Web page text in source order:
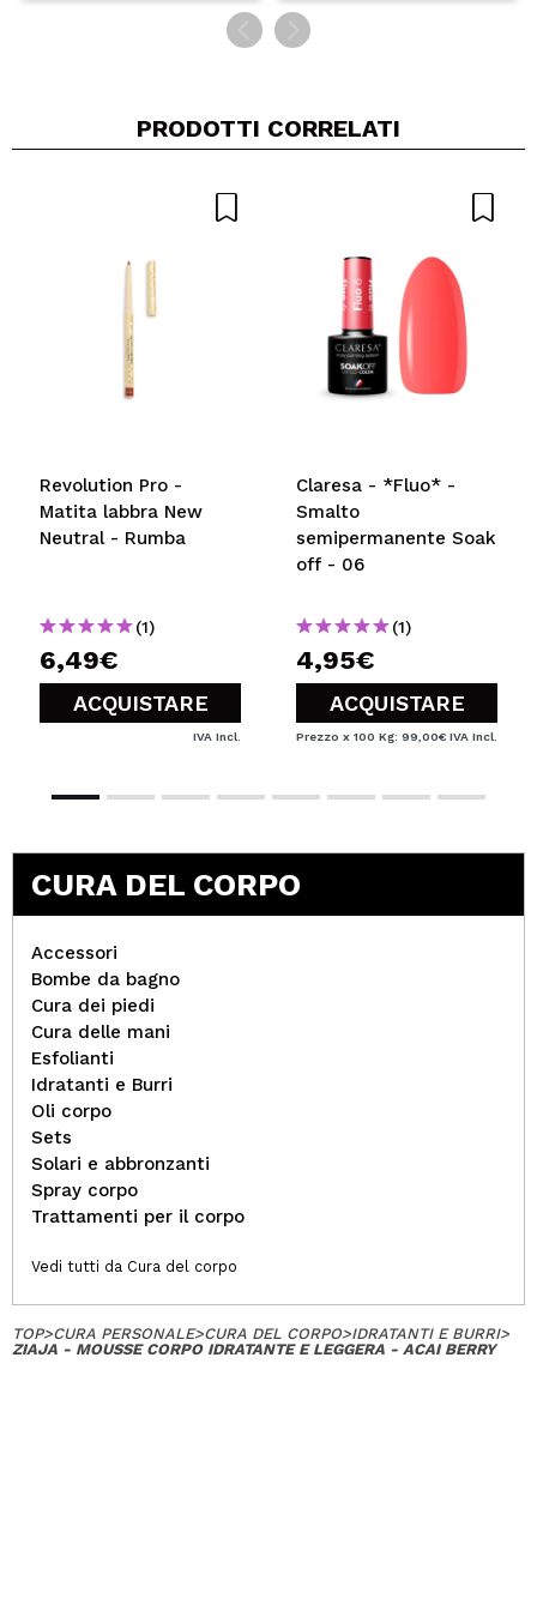
PRODOTTI CORRELATI
Revolution Pro -
Matita labbra New
Neutral - Rumba
(1)
6,49€
ACQUISTARE
IVA Incl.
Claresa - *Fluo* -
Smalto
semipermanente Soak
off - 06
(1)
4,95€
ACQUISTARE
Prezzo x 100 Kg: 99,00€ IVA Incl.
CURA DEL CORPO
Accessori
Bombe da bagno
Cura dei piedi
Cura delle mani
Esfolianti
Idratanti e Burri
Oli corpo
Sets
Solari e abbronzanti
Spray corpo
Trattamenti per il corpo
Vedi tutti da Cura del corpo
TOP>CURA PERSONALE>CURA DEL CORPO>IDRATANTI E BURRI>
ZIAJA - MOUSSE CORPO IDRATANTE E LEGGERA - ACAI BERRY